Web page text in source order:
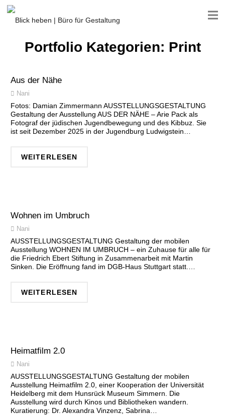
Portfolio Kategorien: Print
Aus der Nähe
Nani
Fotos: Damian Zimmermann AUSSTELLUNGSGESTALTUNG
Gestaltung der Ausstellung AUS DER NÄHE – Arie Pack als
Fotograf der jüdischen Jugendbewegung und des Kibbuz. Sie
ist seit Dezember 2025 in der Jugendburg Ludwigstein…
WEITERLESEN
Wohnen im Umbruch
Nani
AUSSTELLUNGSGESTALTUNG Gestaltung der mobilen
Ausstellung WOHNEN IM UMBRUCH – ein Zuhause für alle für
die Friedrich Ebert Stiftung in Zusammenarbeit mit Martin
Sinken. Die Eröffnung fand im DGB-Haus Stuttgart statt.…
WEITERLESEN
Heimatfilm 2.0
Nani
AUSSTELLUNGSGESTALTUNG Gestaltung der mobilen
Ausstellung Heimatfilm 2.0, einer Kooperation der Universität
Heidelberg mit dem Hunsrück Museum Simmern. Die
Ausstellung wird durch Kinos und Bibliotheken wandern.
Kuratierung: Dr. Alexandra Vinzenz, Sabrina…